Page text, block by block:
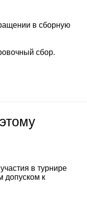
в сборную
сбор.
в турнире
допуском к